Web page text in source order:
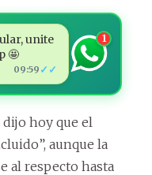
unite
🤩
09:59 ✓✓
1
hoy que el
aunque la
al respecto hasta